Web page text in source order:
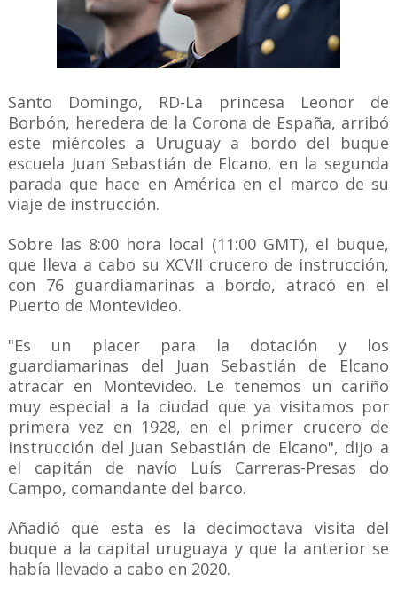
Santo Domingo, RD-La princesa Leonor de
Borbón, heredera de la Corona de España, arribó
este miércoles a Uruguay a bordo del buque
escuela Juan Sebastián de Elcano, en la segunda
parada que hace en América en el marco de su
viaje de instrucción.
Sobre las 8:00 hora local (11:00 GMT), el buque,
que lleva a cabo su XCVII crucero de instrucción,
con 76 guardiamarinas a bordo, atracó en el
Puerto de Montevideo.
"Es un placer para la dotación y los
guardiamarinas del Juan Sebastián de Elcano
atracar en Montevideo. Le tenemos un cariño
muy especial a la ciudad que ya visitamos por
primera vez en 1928, en el primer crucero de
instrucción del Juan Sebastián de Elcano", dijo a
el capitán de navío Luís Carreras-Presas do
Campo, comandante del barco.
Añadió que esta es la decimoctava visita del
buque a la capital uruguaya y que la anterior se
había llevado a cabo en 2020.